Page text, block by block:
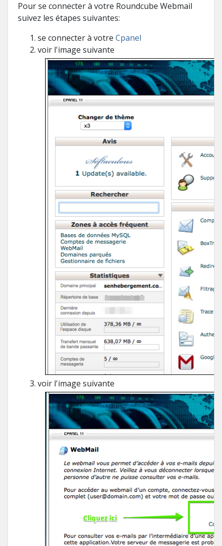
Pour se connecter à votre Roundcube Webmail
suivez les étapes suivantes:
se connecter à votre Cpanel
voir l'image suivante
voir l'image suivante